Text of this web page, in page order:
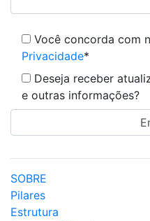
Você concorda com
Privacidade*
Deseja receber
e outras informações?
SOBRE
Pilares
Estrutura